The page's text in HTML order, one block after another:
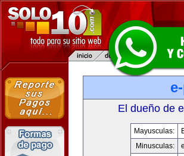
El dueño de
Mayusculas:
Minusculas: